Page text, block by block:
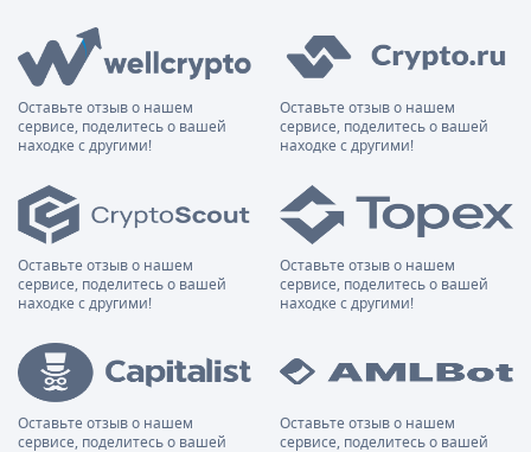
Оставьте отзыв о нашем
сервисе, поделитесь о вашей
находке с другими!
Оставьте отзыв о нашем
сервисе, поделитесь о вашей
находке с другими!
Оставьте отзыв о нашем
сервисе, поделитесь о вашей
находке с другими!
Оставьте отзыв о нашем
сервисе, поделитесь о вашей
находке с другими!
Оставьте отзыв о нашем
сервисе, поделитесь о вашей
Оставьте отзыв о нашем
сервисе, поделитесь о вашей